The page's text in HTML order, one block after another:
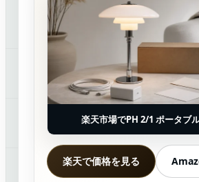
楽天市場でPH 2/1 ポータブ
楽天で価格を見る